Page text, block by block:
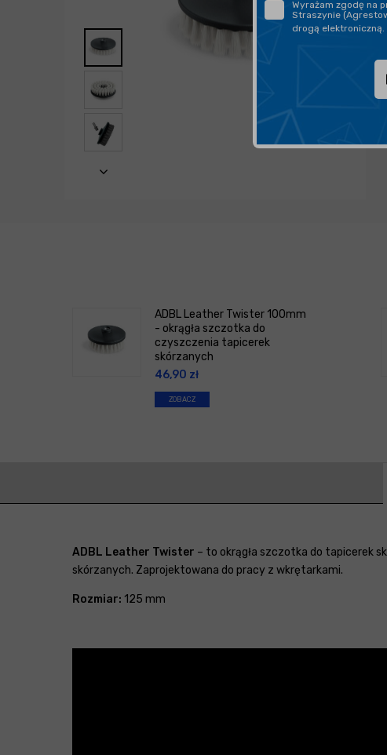
ADBL Leather Twister 100mm
- okrągła szczotka do
czyszczenia tapicerek
skórzanych
46,90 zł
ZOBACZ
ADBL Leather Twister – to okrągła szczotka do tapicerek
skórzanych. Zaprojektowana do pracy z wkrętarkami.
Rozmiar: 125 mm
Wyrażam zgodę na
Straszynie
drogą elektroniczną.